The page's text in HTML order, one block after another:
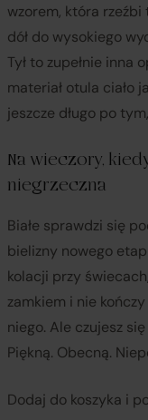
wzorem, która
dół do wysokiego
Tył to zupełnie inna
materiał otula ciało
jeszcze długo po
Na wieczory,
niegrzeczna
Białe sprawdzi się
bielizny nowego
kolacji przy
zamkiem i nie
niego. Ale czujesz
Piękną. Obecną.
Dodaj do koszyka i